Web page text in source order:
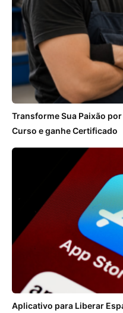
Transforme Sua Paixão
Curso e ganhe Certificado
Aplicativo para Liberar